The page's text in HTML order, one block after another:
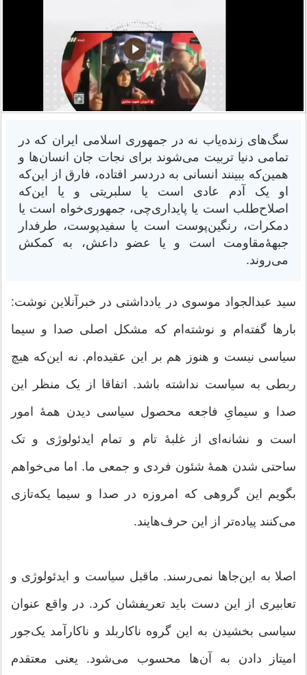
سگ‌های زنده‌یاب نه در جمهوری اسلامی ایران که در
تمامی دنیا تربیت می‌شوند برای نجات جان انسان‌ها و
همین‌که ببینند انسانی به دردسر افتاده، فارق از این‌که
او یک آدم عادی است یا سلبریتی و یا این‌که
اصلاح‌طلب است یا پایداری‌چی،‌ جمهوری‌خواه است یا
دمکرات، رنگین‌پوست است یا سفیدپوست، طرفدار
جبهۀمقاومت است و یا عضو داعش، به کمکش
می‌روند.
سید عبدالجواد موسوی در یادداشتی در خبرآنلاین نوشت:
بار‌ها گفته‌ام و نوشته‌ام که مشکل اصلی صدا و سیما
سیاسی نیست و هنوز هم بر این عقیده‌ام. نه این‌که هیچ
ربطی به سیاست نداشته باشد. اتفاقا از یک منظر این
صدا و سیمایِ فاجعه محصول سیاسی دیدن همۀ امور
است و نشانه‌ای از غلبۀ تام و تمام ایدئولوژی و تک
ساحتی شدن همۀ شئون فردی و جمعی ما. اما می‌خواهم
بگویم این گروهی که امروزه در صدا و سیما یکه‌تازی
می‌کنند پیاده‌تر از این حرف‌هایند.
اصلا به این‌جاها نمی‌رسند. ماقبل سیاست و ایدئولوژی و
تعابیری از این دست باید تعریفشان کرد. در واقع عنوان
سیاسی بخشیدن به این گروه ناکاربلد و ناکارآمد یک‌جور
امیتاز دادن به آن‌ها محسوب می‌شود. یعنی معتقدم